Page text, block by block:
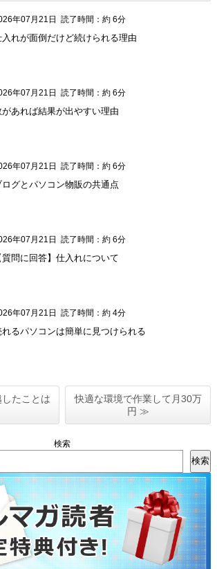
年07月21日 読了時間：約 6分
入れが面倒だけど続けられる理由
年07月21日 読了時間：約 6分
があれば結果が出やすい理由
年07月21日 読了時間：約 6分
ログとパソコン物販の共通点
年07月21日 読了時間：約 6分
質問に回答】仕入れについて
年07月21日 読了時間：約 4分
れるパソコンは簡単に見つけられる
たことは
快適な環境で作業して月30万
円 ≫
検索
検索